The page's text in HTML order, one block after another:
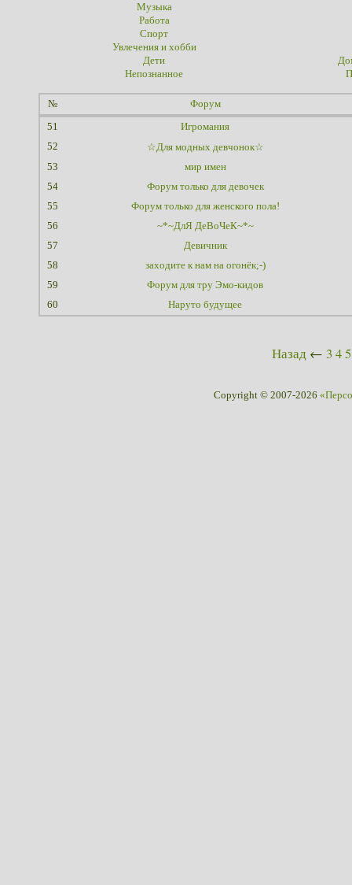
Музыка
Работа
Спорт
Увлечения и хобби
Дети
Непознанное
№ Форум
51
Игромания
52
☆Для модных девчонок☆
53
мир имен
54
Форум только для девочек
55
Форум только для женского пола!
56
~*~ДлЯ ДеВоЧеК~*~
57
Девичник
58
заходите к нам на огонёк;-)
59
Форум для тру Эмо-кидов
60
Наруто будущее
Назад ← 3 45
Copyright © 2007-2026